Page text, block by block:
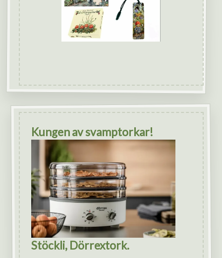
Kungen av svamptorkar!
Stöckli, Dörrextork.